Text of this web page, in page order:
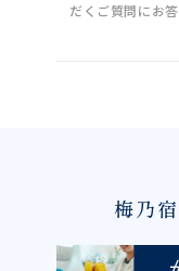
だくご質問にお
梅乃